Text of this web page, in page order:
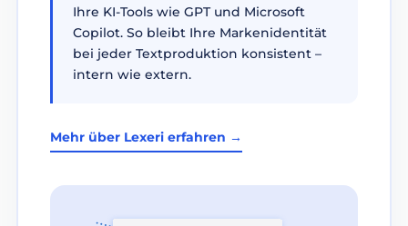
Ihre KI-Tools wie GPT und Microsoft
Copilot. So bleibt Ihre Markenidentität
bei jeder Textproduktion konsistent –
intern wie extern.
Mehr über Lexeri erfahren →